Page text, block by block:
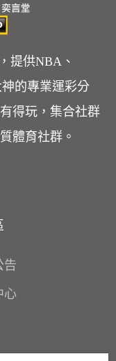
提供NBA、
的專業運彩分
得玩，集合社群
體育社群。
告
心